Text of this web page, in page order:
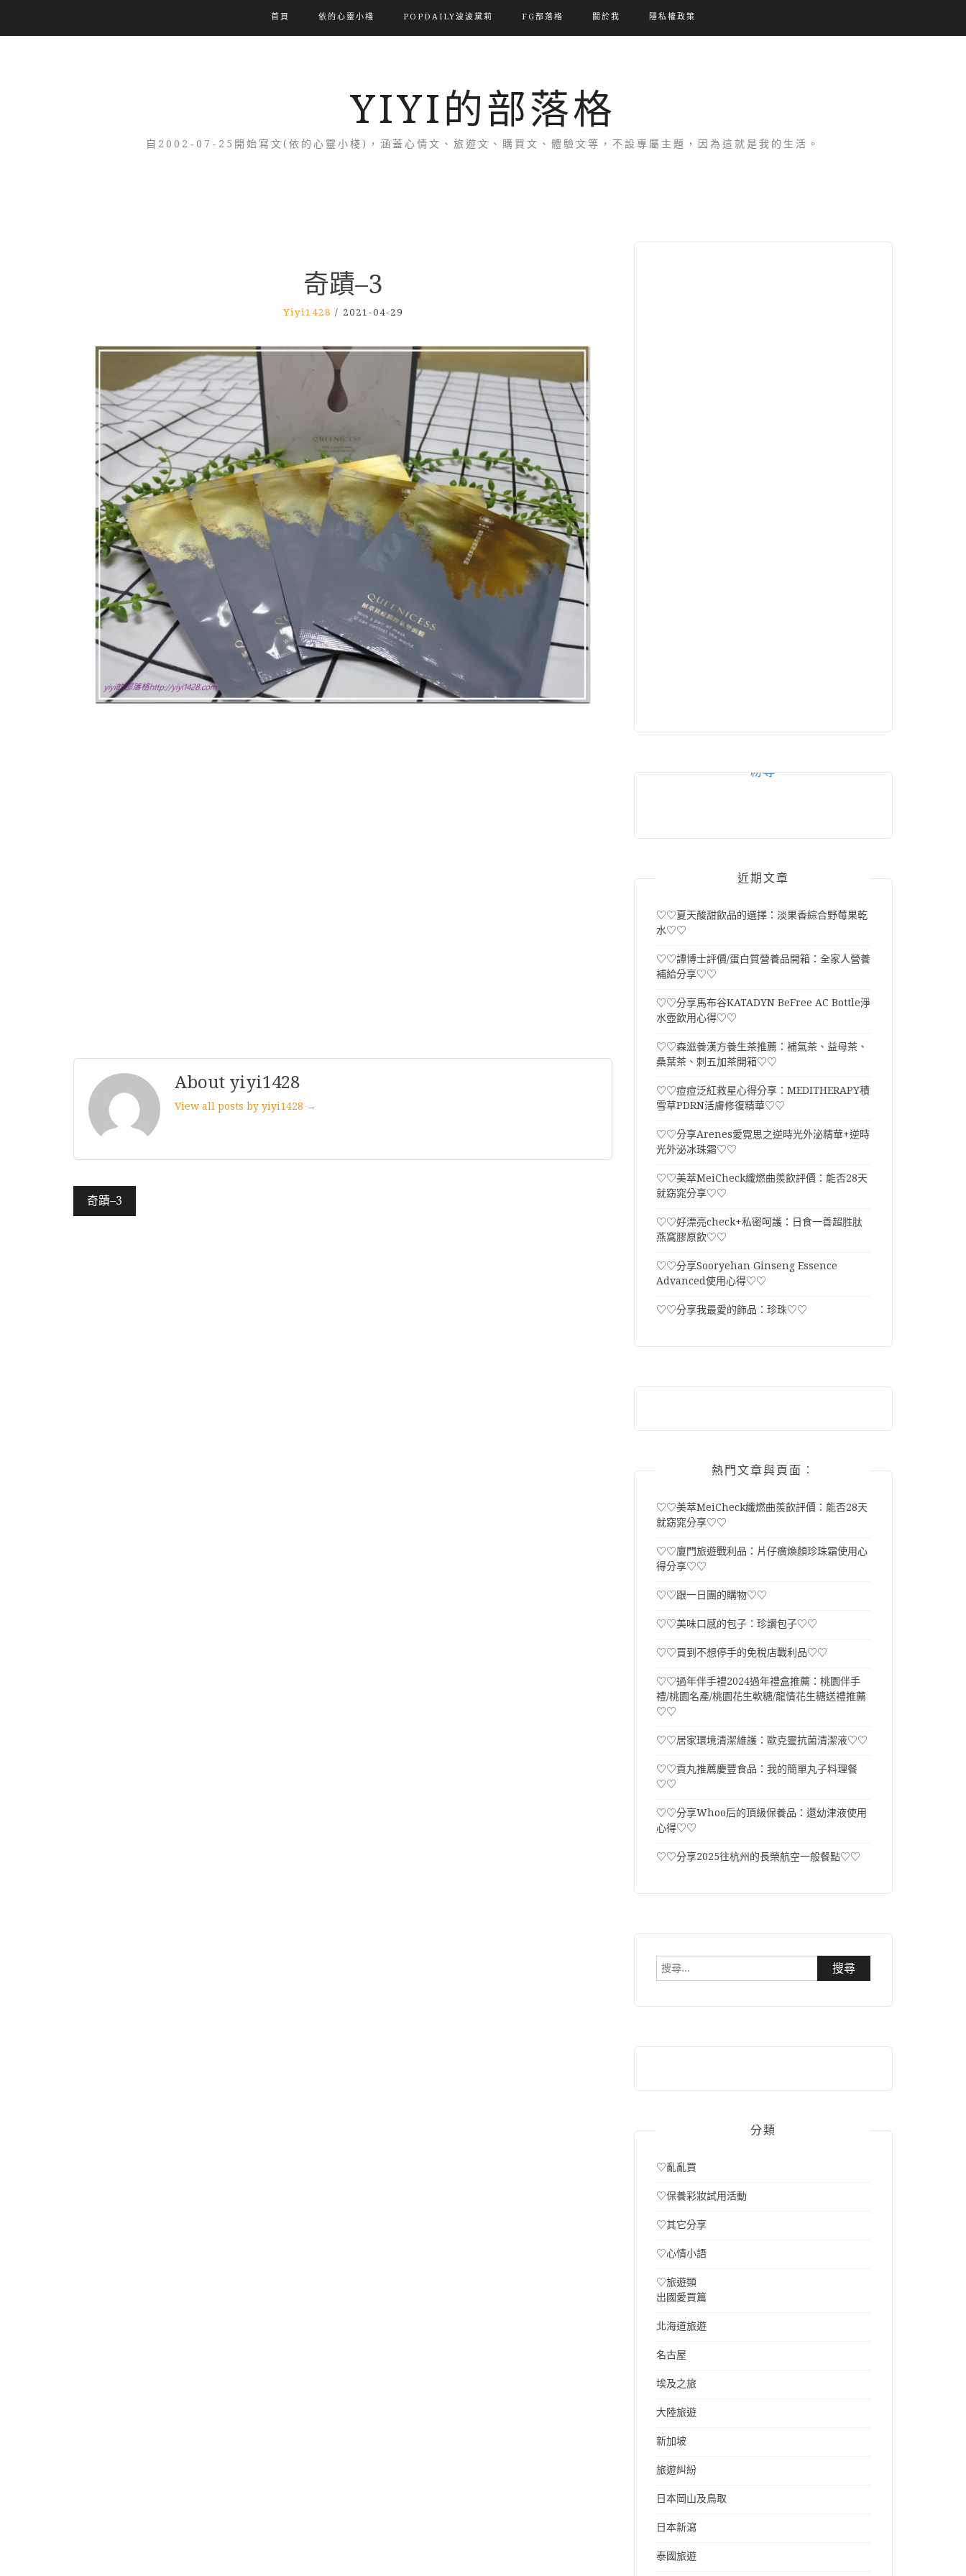
首頁 依的心靈小棧 POPDAILY波波黛莉 FG部落格 關於我 隱私權政策
YIYI的部落格
自2002-07-25開始寫文(依的心靈小棧)，涵蓋心情文、旅遊文、購買文、體驗文等，不設專屬主題，因為這就是我的生活。
奇蹟–3
Yiyi1428 / 2021-04-29
About yiyi1428
View all posts by yiyi1428 →
文
章
奇蹟–3
粉專
近期文章
♡♡夏天酸甜飲品的選擇：淡果香綜合野莓果乾
水♡♡
♡♡譚博士評價/蛋白質營養品開箱：全家人營養
補給分享♡♡
♡♡分享馬布谷KATADYN BeFree AC Bottle淨
水壺飲用心得♡♡
♡♡森滋養漢方養生茶推薦：補氣茶、益母茶、
桑葉茶、刺五加茶開箱♡♡
♡♡痘痘泛紅救星心得分享：MEDITHERAPY積
雪草PDRN活膚修復精華♡♡
♡♡分享Arenes愛霓思之逆時光外泌精華+逆時
光外泌冰珠霜♡♡
♡♡美萃MeiCheck纖燃曲羨飲評價：能否28天
就窈窕分享♡♡
♡♡好漂亮check+私密呵護：日食一善超胜肽
燕窩膠原飲♡♡
♡♡分享Sooryehan Ginseng Essence
Advanced使用心得♡♡
♡♡分享我最愛的飾品：珍珠♡♡
熱門文章與頁面︰
♡♡美萃MeiCheck纖燃曲羨飲評價：能否28天
就窈窕分享♡♡
♡♡廈門旅遊戰利品：片仔癀煥顏珍珠霜使用心
得分享♡♡
♡♡跟一日團的購物♡♡
♡♡美味口感的包子：珍讚包子♡♡
♡♡買到不想停手的免稅店戰利品♡♡
♡♡過年伴手禮2024過年禮盒推薦：桃園伴手
禮/桃園名產/桃園花生軟糖/龍情花生糖送禮推薦
♡♡
♡♡居家環境清潔維護：歐克靈抗菌清潔液♡♡
♡♡貢丸推薦慶豐食品：我的簡單丸子料理餐
♡♡
♡♡分享Whoo后的頂級保養品：還幼津液使用
心得♡♡
♡♡分享2025往杭州的長榮航空一般餐點♡♡
搜
分類
♡亂亂買
♡保養彩妝試用活動
♡其它分享
♡心情小語
♡旅遊類
出國愛買篇
北海道旅遊
名古屋
埃及之旅
大陸旅遊
新加坡
旅遊糾紛
日本岡山及鳥取
日本新瀉
泰國旅遊